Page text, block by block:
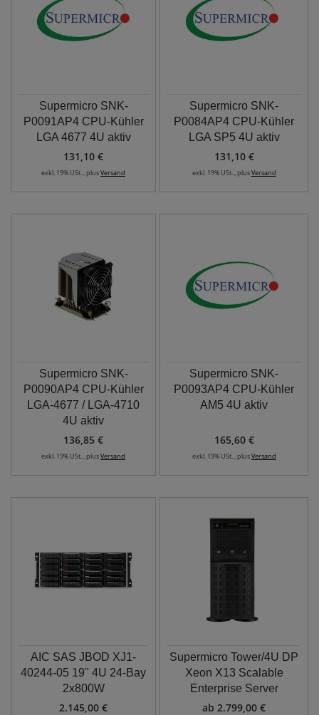
Supermicro SNK-
P0091AP4 CPU-Kühler
LGA 4677 4U aktiv
131,10 €
exkl. 19% USt. , plusVersand
Supermicro SNK-
P0084AP4 CPU-Kühler
LGA SP5 4U aktiv
131,10 €
exkl. 19% USt. , plusVersand
Supermicro SNK-
P0090AP4 CPU-Kühler
LGA-4677 / LGA-4710
4U aktiv
136,85 €
exkl. 19% USt. , plusVersand
Supermicro SNK-
P0093AP4 CPU-Kühler
AM5 4U aktiv
165,60 €
exkl. 19% USt. , plusVersand
AIC SAS JBOD XJ1-
40244-05 19" 4U 24-Bay
2x800W
2.145,00 €
Supermicro Tower/4U DP
Xeon X13 Scalable
Enterprise Server
ab 2.799,00 €